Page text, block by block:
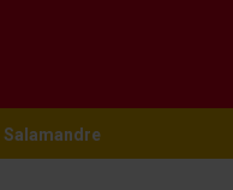
Salamandre